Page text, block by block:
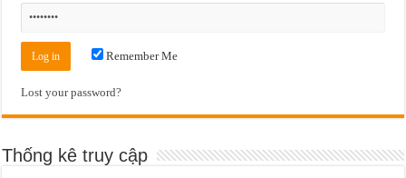
Remember Me
Lost your password?
Thống kê truy cập